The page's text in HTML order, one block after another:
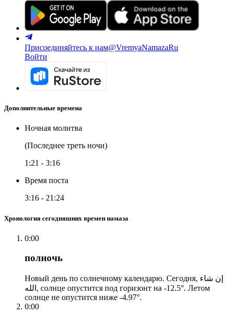
Присоединяйтесь к нам@VremyaNamazaRu
Войти
Дополнительные времена
Ночная молитва
(Последнее треть ночи)
1:21 - 3:16
Время поста
3:16 - 21:24
Хронология сегодняшних времен намаза
0:00
полночь
Новый день по солнечному календарю. Сегодня, إن شاء
الله, солнце опустится под горизонт на -12.5°. Летом
солнце не опустится ниже -4.97°.
0:00